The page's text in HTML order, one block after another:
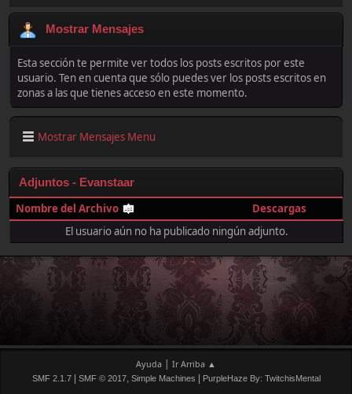
Mostrar Mensajes
Esta sección te permite ver todos los posts escritos por este
usuario. Ten en cuenta que sólo puedes ver los posts escritos en
zonas a las que tienes acceso en este momento.
Mostrar Mensajes Menu
Adjuntos - Evanstaar
Nombre del Archivo
Descargas
El usuario aún no ha publicado ningún adjunto.
Ayuda | Ir Arriba ▲
SMF 2.1.7| SMF © 2017, Simple Machines PurpleHaze By: TwitchisMental